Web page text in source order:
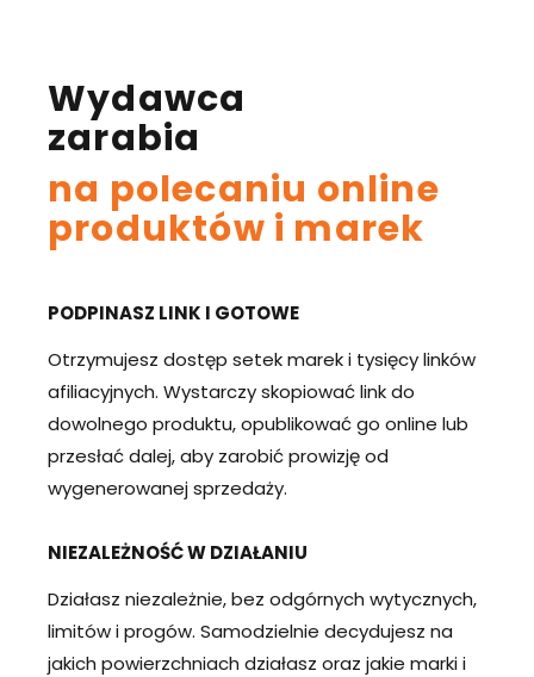
Wydawca
zarabia
na polecaniu online
produktów i marek
PODPINASZ LINK I GOTOWE
Otrzymujesz dostęp setek marek i tysięcy linków
afiliacyjnych. Wystarczy skopiować link do
dowolnego produktu, opublikować go online lub
przesłać dalej, aby zarobić prowizję od
wygenerowanej sprzedaży.
NIEZALEŻNOŚĆ W DZIAŁANIU
Działasz niezależnie, bez odgórnych wytycznych,
limitów i progów. Samodzielnie decydujesz na
jakich powierzchniach działasz oraz jakie marki i